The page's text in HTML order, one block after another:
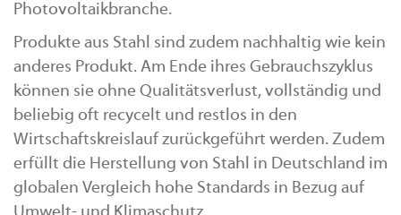
Photovoltaikbranche.
Produkte aus Stahl sind zudem nachhaltig wie kein
anderes Produkt. Am Ende ihres Gebrauchszyklus
können sie ohne Qualitätsverlust, vollständig und
beliebig oft recycelt und restlos in den
Wirtschaftskreislauf zurückgeführt werden. Zudem
erfüllt die Herstellung von Stahl in Deutschland im
globalen Vergleich hohe Standards in Bezug auf